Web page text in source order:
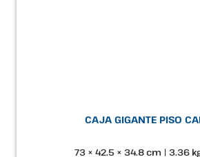
CAJA GIGANTE PISO
73 × 42.5 × 34.8 cm | 3.36